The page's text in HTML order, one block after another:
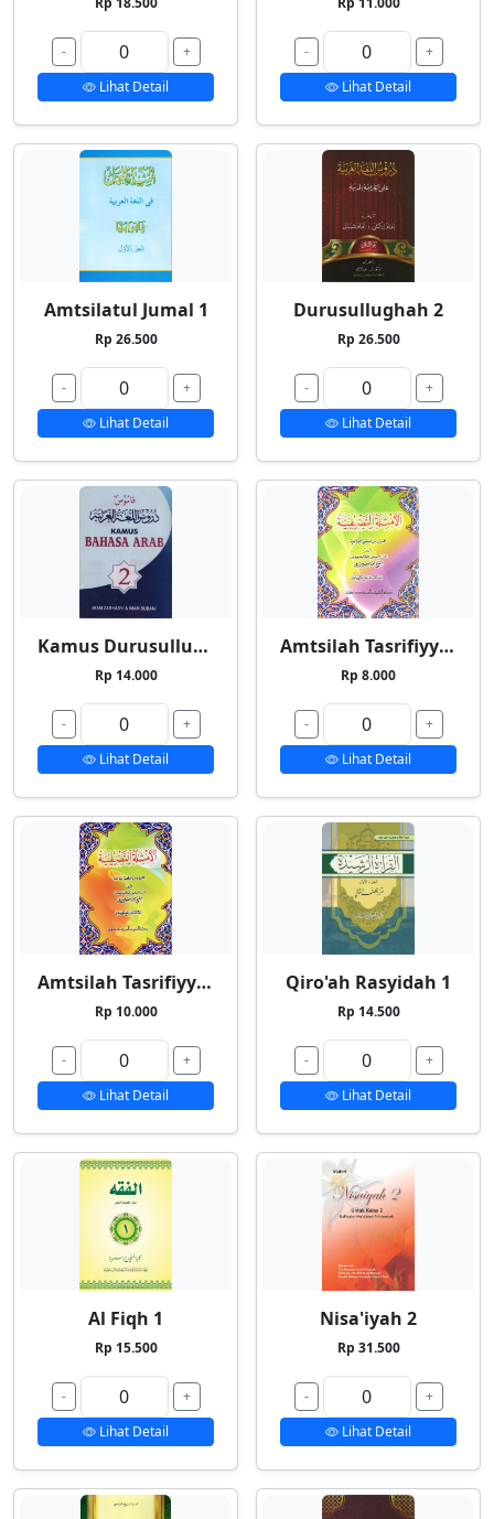
-
+
Lihat Detail
-
+
Lihat Detail
Amtsilatul Jumal 1
Rp 26.500
-
+
Lihat Detail
Durusullughah 2
Rp 26.500
-
+
Lihat Detail
Kamus Durusullughah 2
Rp 14.000
-
+
Lihat Detail
Amtsilah Tasrifiyyah Kecil
Rp 8.000
-
+
Lihat Detail
Amtsilah Tasrifiyyah Besar
Rp 10.000
-
+
Lihat Detail
Qiro'ah Rasyidah 1
Rp 14.500
-
+
Lihat Detail
Al Fiqh 1
Rp 15.500
-
+
Lihat Detail
Nisa'iyah 2
Rp 31.500
-
+
Lihat Detail